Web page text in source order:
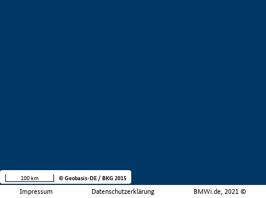
Impressum Datenschutzerklärung BMWi.de, 2021 ©
100 km © Geobasis-DE / BKG 2015